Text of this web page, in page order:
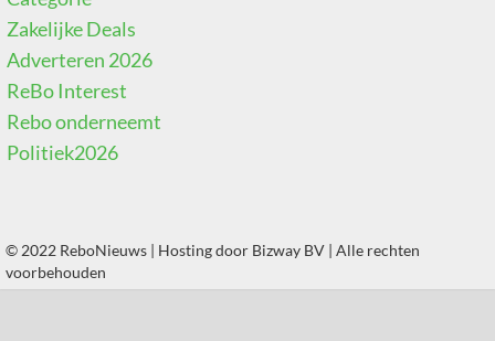
Zakelijke Deals
Adverteren 2026
ReBo Interest
Rebo onderneemt
Politiek2026
© 2022 ReboNieuws | Hosting door Bizway BV | Alle rechten
voorbehouden